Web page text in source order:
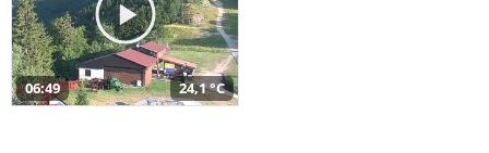
06:49 24,1 °C